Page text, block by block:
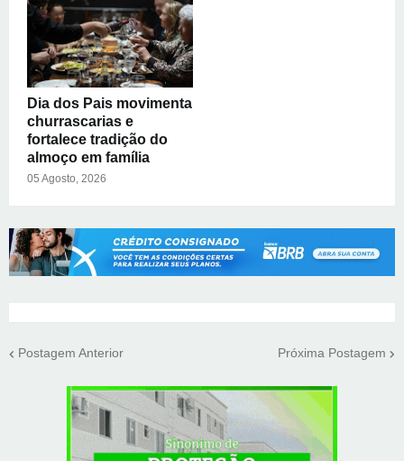
Dia dos Pais movimenta
churrascarias e
fortalece tradição do
almoço em família
05 Agosto, 2026
Postagem Anterior Próxima Postagem